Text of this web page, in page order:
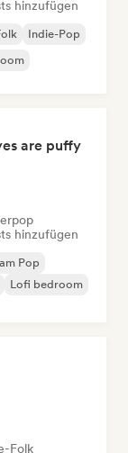
hinzufügen
Indie-Pop
are puffy
hinzufügen
Pop
Lofi bedroom
Folk